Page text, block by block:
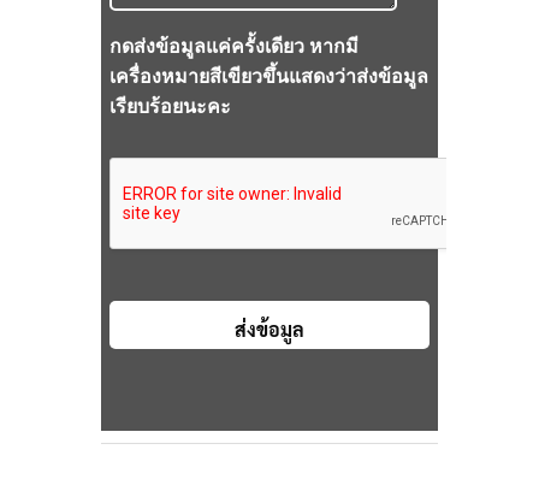
กดส่งข้อมูลแค่ครั้งเดียว หากมี
เครื่องหมายสีเขียวขึ้นแสดงว่าส่งข้อมูล
เรียบร้อยนะคะ